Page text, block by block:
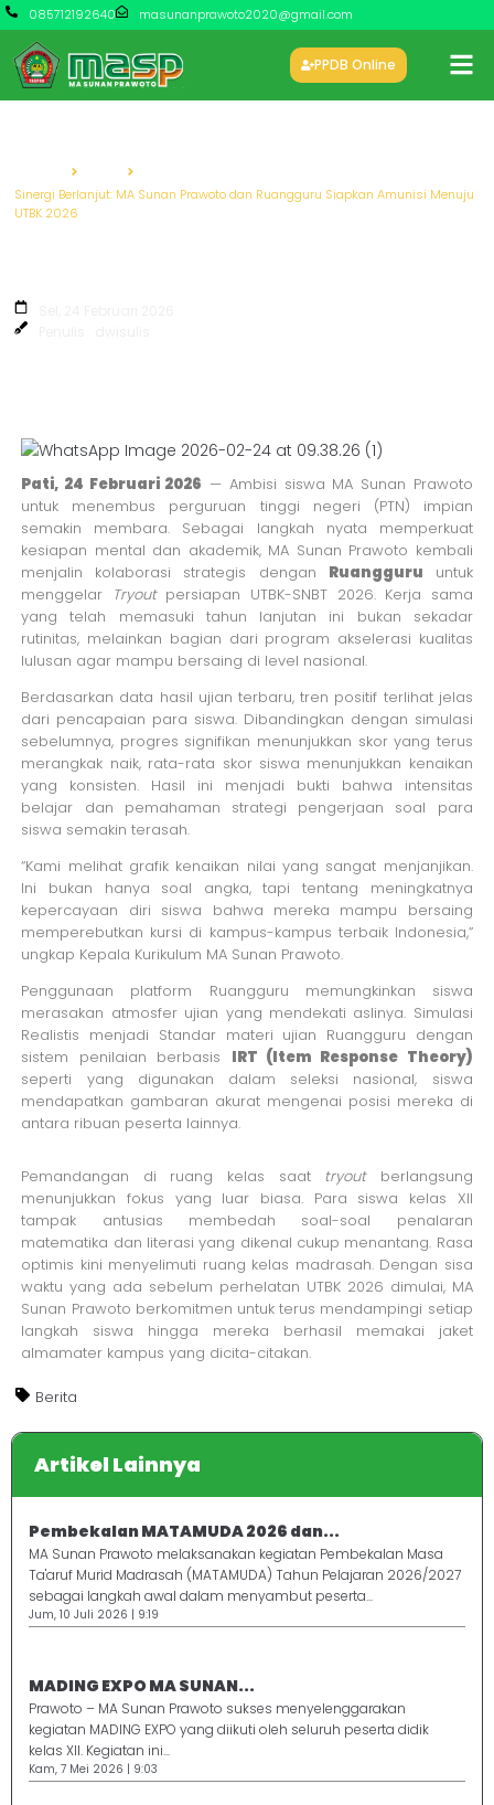
085712192640 masunanprawoto2020@gmail.com
PPDB Online
Sinergi Berlanjut: MA Sunan Prawoto dan Ruangguru Siapkan Amunisi Menuju
UTBK 2026
Pati, 24 Februari 2026 — Ambisi siswa MA Sunan Prawoto
untuk menembus perguruan tinggi negeri (PTN) impian
semakin membara. Sebagai langkah nyata memperkuat
kesiapan mental dan akademik, MA Sunan Prawoto kembali
menjalin kolaborasi strategis dengan Ruangguru untuk
menggelar Tryoutpersiapan UTBK-SNBT 2026. Kerja sama
yang telah memasuki tahun lanjutan ini bukan sekadar
rutinitas, melainkan bagian dari program akselerasi kualitas
lulusan agar mampu bersaing di level nasional.
Berdasarkan data hasil ujian terbaru, tren positif terlihat jelas
dari pencapaian para siswa. Dibandingkan dengan simulasi
sebelumnya, progres signifikan menunjukkan skor yang terus
merangkak naik, rata-rata skor siswa menunjukkan kenaikan
yang konsisten. Hasil ini menjadi bukti bahwa intensitas
belajar dan pemahaman strategi pengerjaan soal para
siswa semakin terasah.
“Kami melihat grafik kenaikan nilai yang sangat menjanjikan.
Ini bukan hanya soal angka, tapi tentang meningkatnya
kepercayaan diri siswa bahwa mereka mampu bersaing
memperebutkan kursi di kampus-kampus terbaik Indonesia,”
ungkap Kepala Kurikulum MA Sunan Prawoto.
Penggunaan platform Ruangguru memungkinkan siswa
merasakan atmosfer ujian yang mendekati aslinya. Simulasi
Realistis menjadi Standar materi ujian Ruangguru dengan
sistem penilaian berbasis IRT (Item Response Theory)
seperti yang digunakan dalam seleksi nasional, siswa
mendapatkan gambaran akurat mengenai posisi mereka di
antara ribuan peserta lainnya.
Pemandangan di ruang kelas saat tryoutberlangsung
menunjukkan fokus yang luar biasa. Para siswa kelas XII
tampak antusias membedah soal-soal penalaran
matematika dan literasi yang dikenal cukup menantang. Rasa
optimis kini menyelimuti ruang kelas madrasah. Dengan sisa
waktu yang ada sebelum perhelatan UTBK 2026 dimulai, MA
Sunan Prawoto berkomitmen untuk terus mendampingi setiap
langkah siswa hingga mereka berhasil memakai jaket
almamater kampus yang dicita-citakan.
Berita
Artikel Lainnya
Pembekalan MATAMUDA 2026 dan...
MA Sunan Prawoto melaksanakan kegiatan Pembekalan Masa
Ta'aruf Murid Madrasah (MATAMUDA) Tahun Pelajaran 2026/2027
sebagai langkah awal dalam menyambut peserta...
Jum, 10 Juli 2026 | 9:19
MADING EXPO MA SUNAN...
Prawoto – MA Sunan Prawoto sukses menyelenggarakan
kegiatan MADING EXPO yang diikuti oleh seluruh peserta didik
kelas XII. Kegiatan ini...
Kam, 7 Mei 2026 | 9:03